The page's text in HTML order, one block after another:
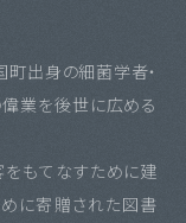
町出身の細菌学者・
業を後世に広める
もてなすために建
に寄贈された図書